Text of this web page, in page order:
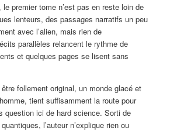
le premier tome n’est pas en reste loin de
lenteurs, des passages narratifs un peu
avec l’alien, mais rien de
parallèles relancent le rythme de
et quelques pages se lisent sans
être follement original, un monde glacé et
tient suffisamment la route pour
question ici de hard science. Sorti de
l’auteur n’explique rien ou